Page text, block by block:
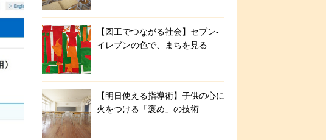
【図工でつながる社会】セブン‐
イレブンの色で、まちを見る
【明日使える指導術】子供の心に
火をつける「褒め」の技術